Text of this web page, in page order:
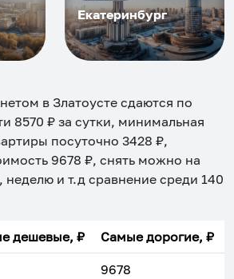
Екатеринбург
в Златоусте сдаются по
8570 ₽ за сутки, минимальная
посуточно 3428 ₽,
9678 ₽, снять можно на
неделю и т.д сравнение среди 140
дешевые, ₽ Самые дорогие, ₽
9678